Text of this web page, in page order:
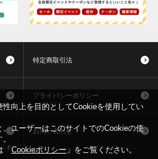
特定商取引法
プライバシーポリシー
お問い合わせ
向上を目的としてCookieを使用してい
ユーザーはこのサイトでのCookieの使
Cookieポリシー 」をご覧ください。